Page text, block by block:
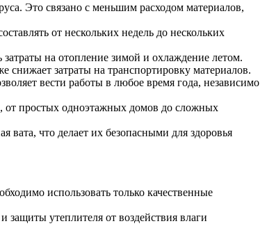
Это связано с меньшим расходом материалов,
от нескольких недель до нескольких
на отопление зимой и охлаждение летом.
снижает затраты на транспортировку материалов.
вести работы в любое время года, независимо
от простых одноэтажных домов до сложных
вата, что делает их безопасными для здоровья
использовать только качественные
защиты утеплителя от воздействия влаги